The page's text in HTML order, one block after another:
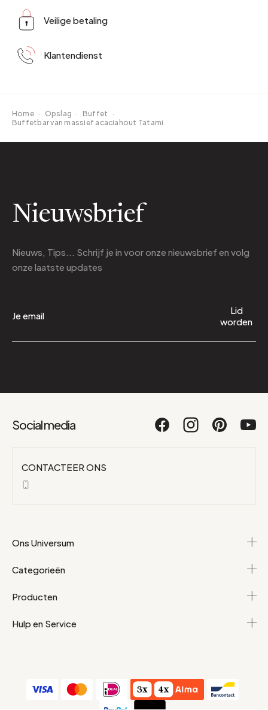
Veilige betaling
Klantendienst
Home · Opslag · Buffet
·
Buffetbar van massief acaciahout Tatami
Nieuwsbrief
Nieuws, Tips... Schrijf je in voor onze nieuwsbrief en volg
onze laatste updates
Lid
worden
Social media
CONTACTEER ONS
Ons Universum
Categorieën
Producten
Hulp en Service